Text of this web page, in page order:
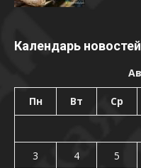
Календарь новостей
Пн Вт Ср
3
4 5